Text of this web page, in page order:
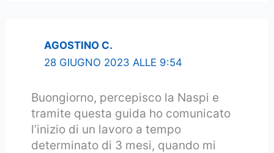
AGOSTINO C.
28 GIUGNO 2023 ALLE 9:54
Buongiorno, percepisco la Naspi e
tramite questa guida ho comunicato
l’inizio di un lavoro a tempo
determinato di 3 mesi, quando mi